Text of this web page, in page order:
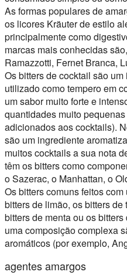
As formas populares de
os licores Kräuter de estilo
principalmente como
marcas mais conhecidas
Ramazzotti, Fernet Branca,
Os bitters de cocktail são
utilizado como tempero em
um sabor muito forte e
quantidades muito
adicionados aos cocktails).
são um ingrediente
muitos cocktails a sua nota
têm os bitters como
o Sazerac, o Manhattan, o
Os bitters comuns feitos
bitters de limão, os bitters
bitters de menta ou os
uma composição complexa
aromáticos (por exemplo,
agentes amargos